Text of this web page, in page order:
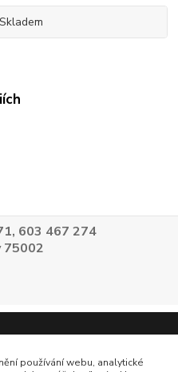
Skladem
603 467 274
75002
používání webu, analytické